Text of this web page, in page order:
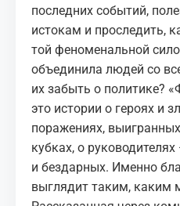
последних событий,
истокам и проследить,
той феноменальной
объединила людей со
их забыть о политике?
это истории о героях и
поражениях,
кубках, о
и бездарных. Именно
выглядит таким, каким